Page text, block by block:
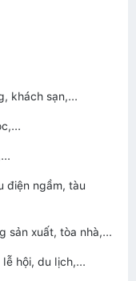
khách sạn,...
điện ngầm, tàu
sản xuất, tòa nhà,...
hội, du lịch,...